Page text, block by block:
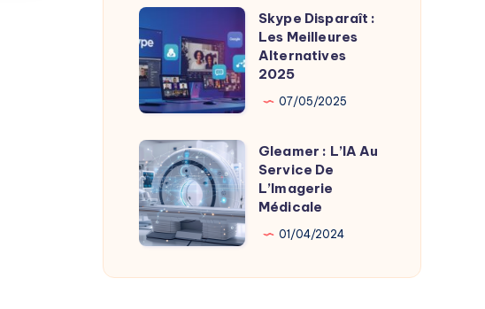
Les
Abonnements
Non
Consentis
Skype
Disparaît
:
Les
Meilleures
Alternatives
2025
Skype Disparaît :
Les Meilleures
Alternatives
2025
07/05/2025
Gleamer
:
L’IA
Au
Service
De
Gleamer : L’IA Au
Service De
L’Imagerie
Médicale
01/04/2024